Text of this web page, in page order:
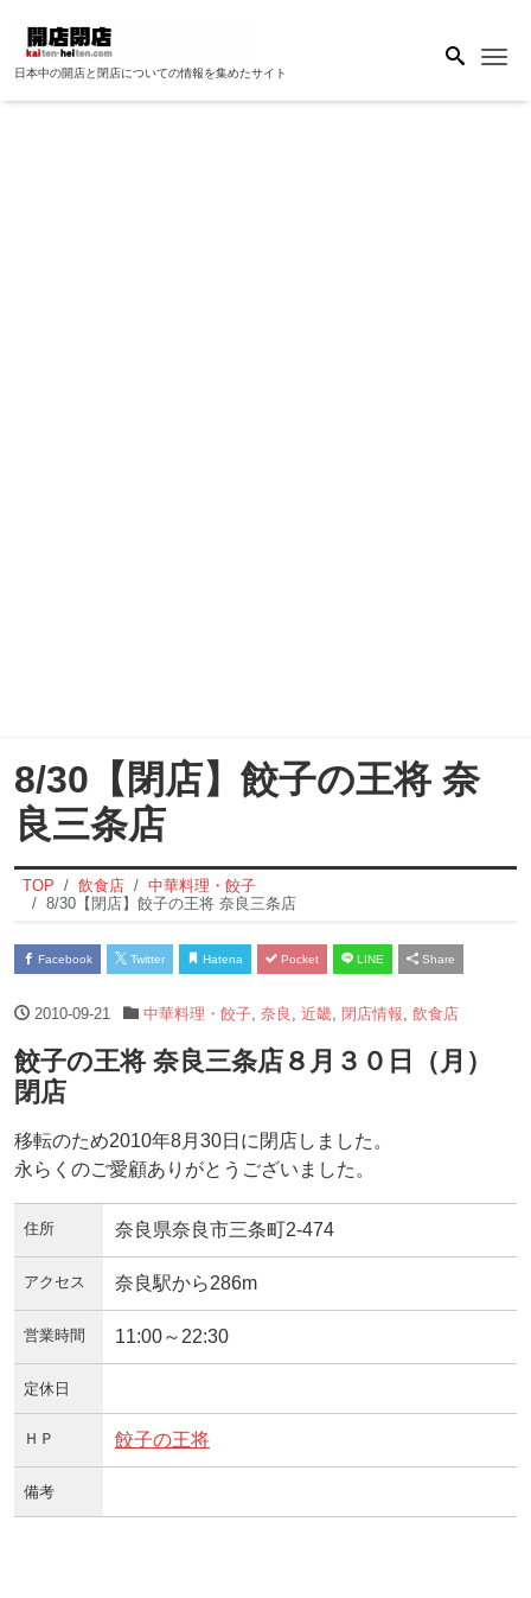
日本中の開店と閉店についての情報を集めたサイト
8/30【閉店】餃子の王将 奈
良三条店
TOP 飲食店
中華料理・餃子
8/30【閉店】餃子の王将 奈良三条店
Facebook Twitter Hatena Pocket LINE Share
2010-09-21 中華料理・餃子, 奈良 近畿, 閉店情報 飲食店
餃子の王将 奈良三条店８月３０日（月）
閉店
移転のため2010年8月30日に閉店しました。
永らくのご愛顧ありがとうございました。
住所 奈良県奈良市三条町2-474
アクセス 奈良駅から286m
営業時間 11:00～22:30
定休日
ＨＰ 餃子の王将
備考